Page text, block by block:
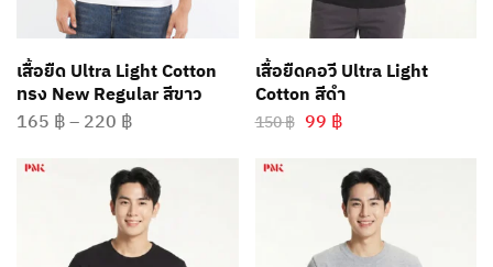
เสื้อยืด Ultra Light Cotton
ทรง New Regular สีขาว
165 ฿–220 ฿
เสื้อยืดคอวี Ultra Light
Cotton สีดำ
150฿ 99 ฿